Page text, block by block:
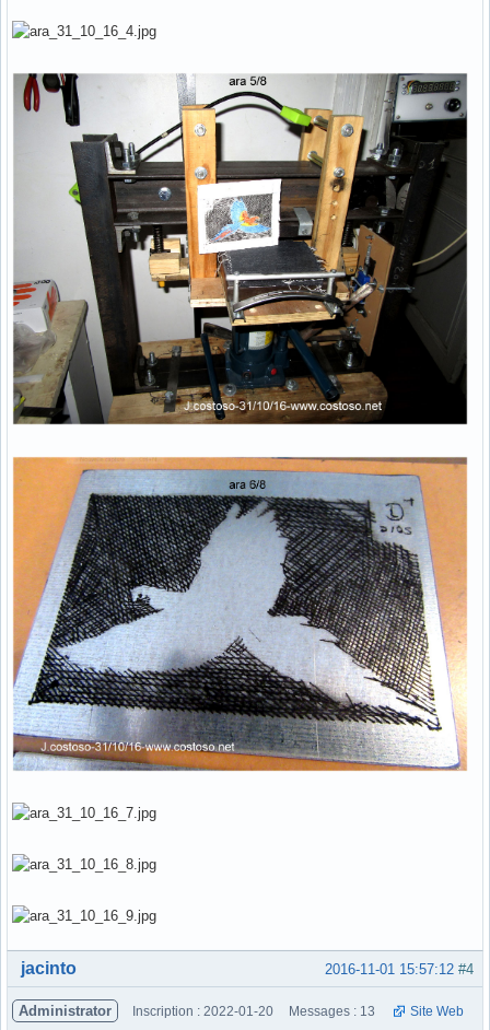
Hors ligne #4
2016-11-01 15:57:12
jacinto
Administrator Inscription : 2022-01-20 Messages : 13 Site Web